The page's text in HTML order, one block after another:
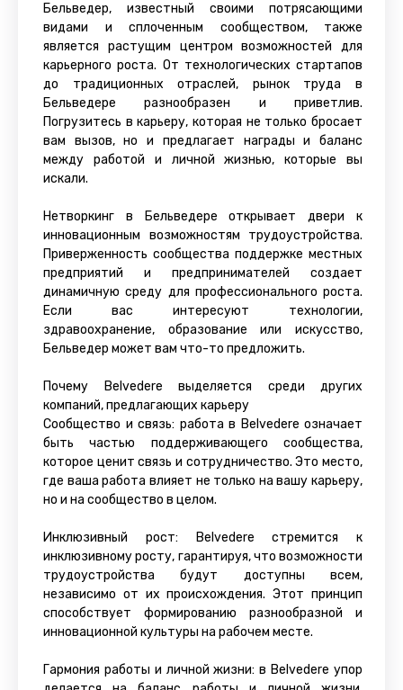
Бельведер, известный своими потрясающими
видами и сплоченным сообществом, также
является растущим центром возможностей для
карьерного роста. От технологических стартапов
до традиционных отраслей, рынок труда в
Бельведере разнообразен и приветлив.
Погрузитесь в карьеру, которая не только бросает
вам вызов, но и предлагает награды и баланс
между работой и личной жизнью, которые вы
искали.
Нетворкинг в Бельведере открывает двери к
инновационным возможностям трудоустройства.
Приверженность сообщества поддержке местных
предприятий и предпринимателей создает
динамичную среду для профессионального роста.
Если вас интересуют технологии,
здравоохранение, образование или искусство,
Бельведер может вам что-то предложить.
Почему Belvedere выделяется среди других
компаний, предлагающих карьеру
Сообщество и связь: работа в Belvedere означает
быть частью поддерживающего сообщества,
которое ценит связь и сотрудничество. Это место,
где ваша работа влияет не только на вашу карьеру,
но и на сообщество в целом.
Инклюзивный рост: Belvedere стремится к
инклюзивному росту, гарантируя, что возможности
трудоустройства будут доступны всем,
независимо от их происхождения. Этот принцип
способствует формированию разнообразной и
инновационной культуры на рабочем месте.
Гармония работы и личной жизни: в Belvedere упор